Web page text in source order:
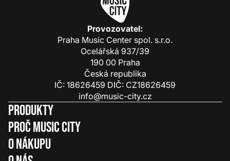
Provozovatel:
Praha Music Center spol. s.r.o.
Ocelářská 937/39
190 00 Praha
Česká republika
IČ: 18626459 DIČ: CZ18626459
info@music-city.cz
Produkty
Proč Music City
O nákupu